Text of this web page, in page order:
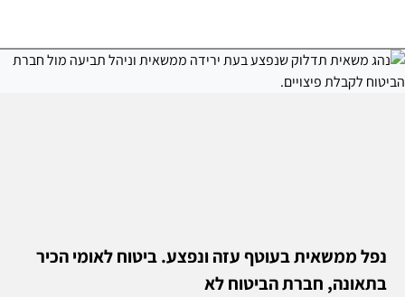
נפל ממשאית בעוטף עזה ונפצע. ביטוח לאומי הכיר
בתאונה, חברת הביטוח לא